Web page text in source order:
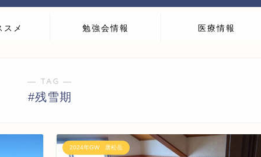
スメ 勉強会情報 医療情報
― TAG ―
#残雪期
2024年GW 唐松岳